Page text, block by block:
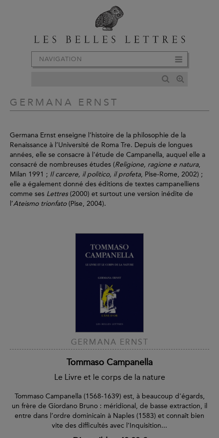
NAVIGATION
GERMANA ERNST
Germana Ernst enseigne l’histoire de la philosophie de la
Renaissance à l’Université de Roma Tre. Depuis de longues
années, elle se consacre à l’étude de Campanella, auquel elle a
consacré de nombreuses études (Religione, ragione e natura,
Milan 1991 ; Il carcere, il politico, il profeta, Pise-Rome, 2002) ;
elle a également donné des éditions de textes campanelliens
comme ses Lettres(2000) et surtout une version inédite de
l’Ateismo trionfato(Pise, 2004).
GERMANA ERNST
Tommaso Campanella
Le Livre et le corps de la nature
Tommaso Campanella (1568-1639) est, à beaucoup d'égards,
un frère de Giordano Bruno : méridional, de basse extraction, il
entre dans l’ordre dominicain à Naples (1583) et connaît bien
vite des difficultés avec l’Inquisition...